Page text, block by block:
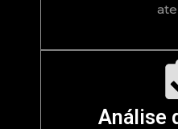
Análise